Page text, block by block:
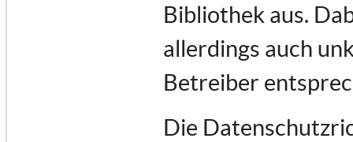
Bibliothek aus.
allerdings auch
Betreiber
Die